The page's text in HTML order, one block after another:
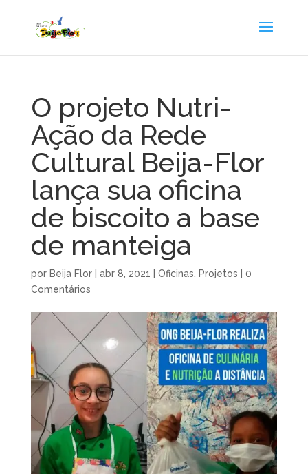
O projeto Nutri-
Ação da Rede
Cultural Beija-Flor
lança sua oficina
de biscoito a base
de manteiga
por Beija Flor| abr 8, 2021 Oficinas Projetos
0
Comentários